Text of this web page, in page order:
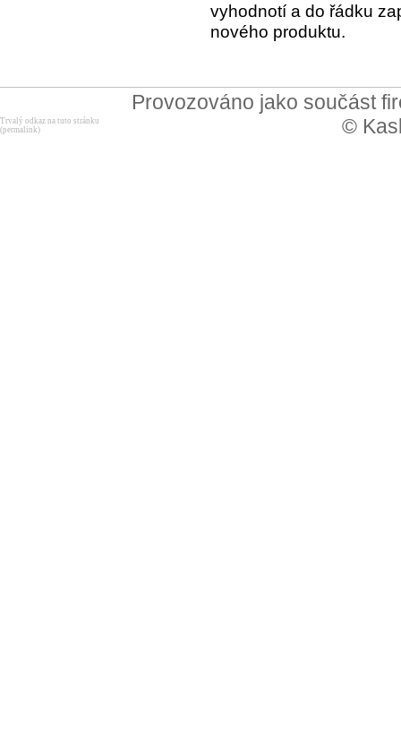
vyhodnotí a do řádku
nového produktu.
Provozováno jako součást
©
Trvalý odkaz na tuto stránku
(permalink)